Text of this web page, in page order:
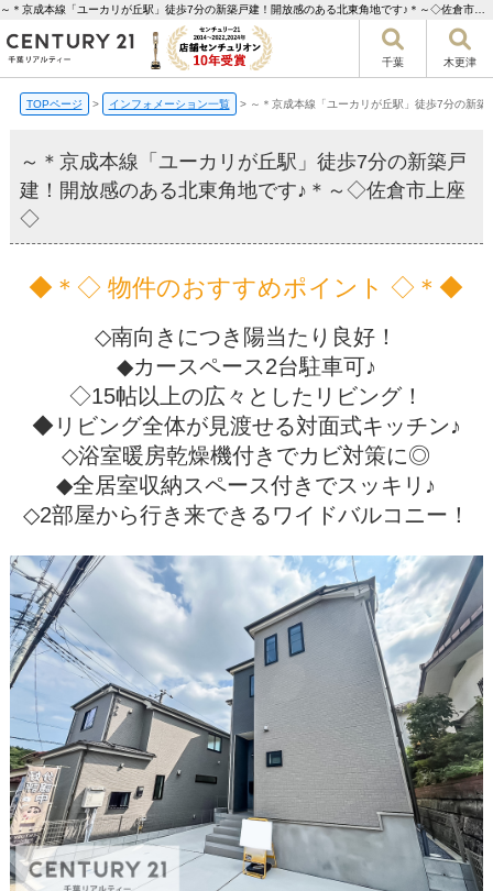
千葉 木更津
TOPページ > インフォメーション一覧 > ～＊京成本線「ユーカリが丘駅」徒歩7分の新
～＊京成本線「ユーカリが丘駅」徒歩7分の新築戸
建！開放感のある北東角地です♪＊～◇佐倉市上座
◇
◆＊◇ 物件のおすすめポイント ◇＊◆
◇南向きにつき陽当たり良好！
◆カースペース2台駐車可♪
◇15帖以上の広々としたリビング！
◆リビング全体が見渡せる対面式キッチン♪
◇浴室暖房乾燥機付きでカビ対策に◎
◆全居室収納スペース付きでスッキリ♪
◇2部屋から行き来できるワイドバルコニー！